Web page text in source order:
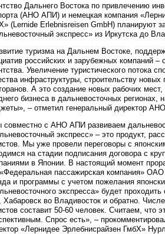
Дальнего Востока по привлечению
(АНО АПИ) и немецкая компания
(Lernide Еrlebnisreisen GmbН) планируют
экспресс» из Иркутска до
туризма на Дальнем Востоке,
российских и зарубежных компаний –
Увеличение туристического потока
инфраструктуры, строительству новых
А это создание новых рабочих мест,
бизнеса в дальневосточных регионах,
– отметил генеральный директор
с АНО АПИ развиваем
экспресс» – это продукт,
Мы уже провели переговоры с
на стадии подписания договора с
в Японии. В настоящий момент
пассажирская компания»
и программы с учетом пожелания
экспресса» будет проходить
Хабаровск во Владивосток и обратно.
составит 50-60 человек. Считаем, что
Спрос есть», –
«Лернидее Эрлебнисрайзен ГмбХ»